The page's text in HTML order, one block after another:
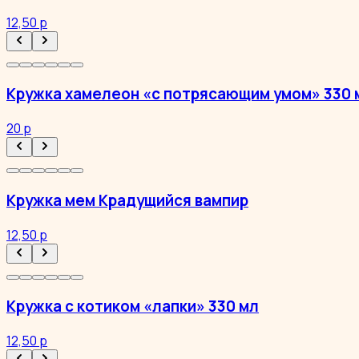
12,50 р
Кружка хамелеон «с потрясающим умом» 330
20 р
Кружка мем Крадущийся вампир
12,50 р
Кружка с котиком «лапки» 330 мл
12,50 р